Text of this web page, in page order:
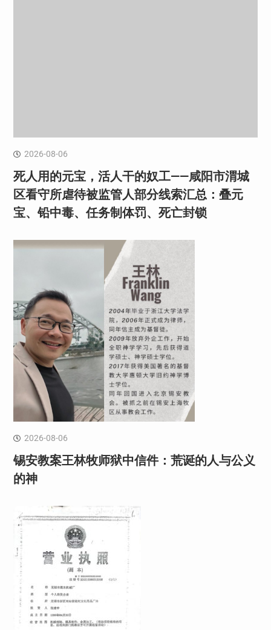
2026-08-06
死人用的元宝，活人干的奴工——咸阳市渭城
区看守所虐待被监管人部分线索汇总：叠元
宝、铅中毒、任务制体罚、死亡封锁
2026-08-06
锡安教案王林牧师狱中信件：荒诞的人与公义
的神